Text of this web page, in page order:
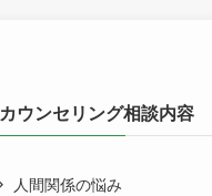
カウンセリング相談内容
人間関係の悩み